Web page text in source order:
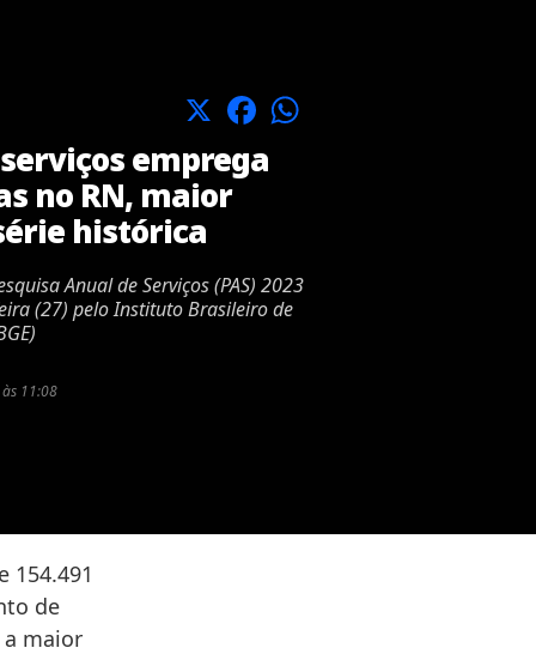
X Facebook
emprega
no RN, maior
histórica
Anual de Serviços (PAS) 2023
(27) pelo Instituto Brasileiro de
11:08
154.491
de
a maior